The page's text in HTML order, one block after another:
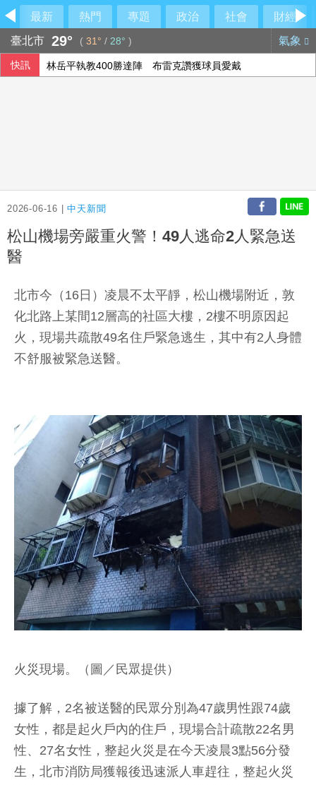
最新 熱門 專題 政治 社會
財經
臺北市 29° ( 31° / 28° ) 氣象
快訊 林岳平執教400勝達陣 布雷克讚獲球員愛戴
2026-06-16 |中天新聞
松山機場旁嚴重火警！49人逃命2人緊急送
醫
北市今（16日）凌晨不太平靜，松山機場附近，敦
化北路上某間12層高的社區大樓，2樓不明原因起
火，現場共疏散49名住戶緊急逃生，其中有2人身體
不舒服被緊急送醫。
火災現場。（圖／民眾提供）
據了解，2名被送醫的民眾分別為47歲男性跟74歲
女性，都是起火戶內的住戶，現場合計疏散22名男
性、27名女性，整起火災是在今天凌晨3點56分發
生，北市消防局獲報後迅速派人車趕往，整起火災